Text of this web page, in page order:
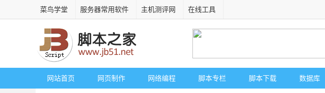
菜鸟学堂 服务器常用软件 主机测评网 在线工具
网站首页 网页制作 网络编程 脚本专栏 脚本下载 数据库